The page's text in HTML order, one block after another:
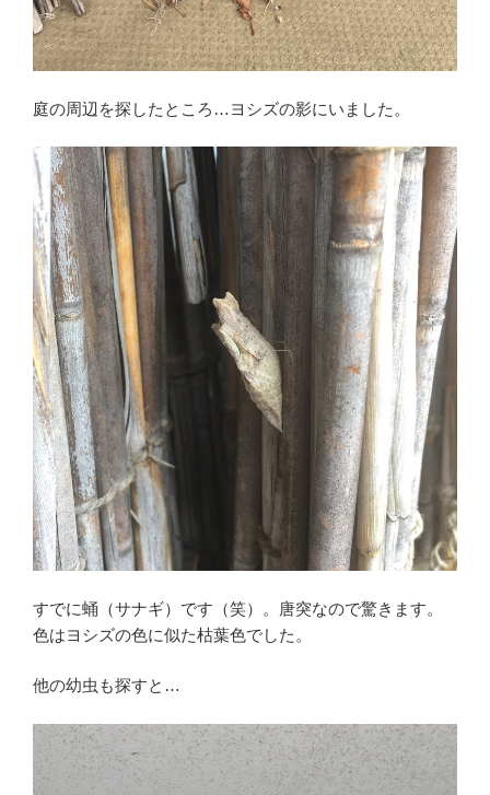
庭の周辺を探したところ…ヨシズの影にいました。
すでに蛹（サナギ）です（笑）。唐突なので驚きます。
色はヨシズの色に似た枯葉色でした。
他の幼虫も探すと…